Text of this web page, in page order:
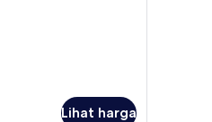
Lihat harga